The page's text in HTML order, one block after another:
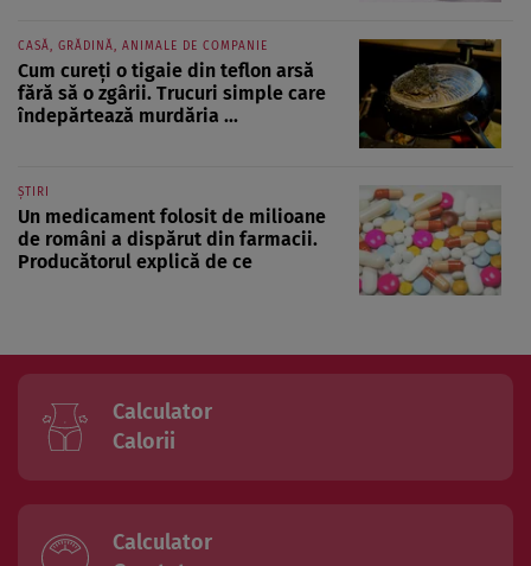
CASĂ, GRĂDINĂ, ANIMALE DE COMPANIE
Cum cureți o tigaie din teflon arsă
fără să o zgârii. Trucuri simple care
îndepărtează murdăria ...
ȘTIRI
Un medicament folosit de milioane
de români a dispărut din farmacii.
Producătorul explică de ce
Calculator
Calorii
Calculator